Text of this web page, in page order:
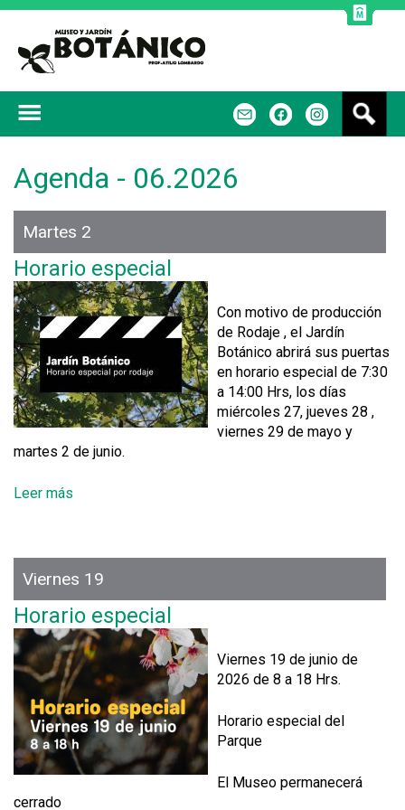
Agenda - 06.2026
Martes 2
Horario especial
Con motivo de producción
de Rodaje , el Jardín
Botánico abrirá sus puertas
en horario especial de 7:30
a 14:00 Hrs, los días
miércoles 27, jueves 28 ,
viernes 29 de mayo y
martes 2 de junio.
Leer más
e
o
r
a
r
o
e
s
p
Viernes 19
Horario especial
Viernes 19 de junio de
2026 de 8 a 18 Hrs.
Horario especial del
Parque
El Museo permanecerá
cerrado
s